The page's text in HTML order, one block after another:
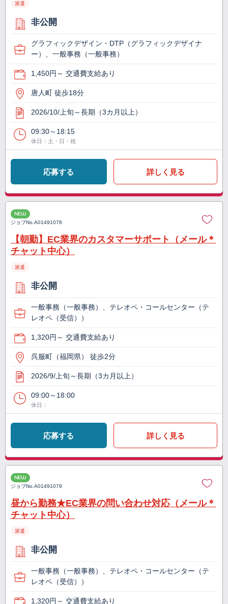
派遣
非公開
グラフィックデザイン・DTP（グラフィックデザイナ
ー）、一般事務（一般事務）
1,450円～ 交通費支給あり
唐人町 徒歩18分
2026/10/上旬～長期（3カ月以上）
09:30～18:15
休日：土・日・祝
応募する 詳しく見る
NEW
ジョブNo.A01491078
【朝勤】EC業界のカスタマーサポート（メール＊
チャット中心）
派遣
非公開
一般事務（一般事務）、テレオペ・コールセンター（テ
レオペ（受信））
1,320円～ 交通費支給あり
呉服町（福岡県） 徒歩2分
2026/9/上旬～長期（3カ月以上）
09:00～18:00
休日：
応募する 詳しく見る
NEW
ジョブNo.A01491079
昼から勤務★EC業界の問い合わせ対応（メール＊
チャット中心）
派遣
非公開
一般事務（一般事務）、テレオペ・コールセンター（テ
レオペ（受信））
1,320円～ 交通費支給あり